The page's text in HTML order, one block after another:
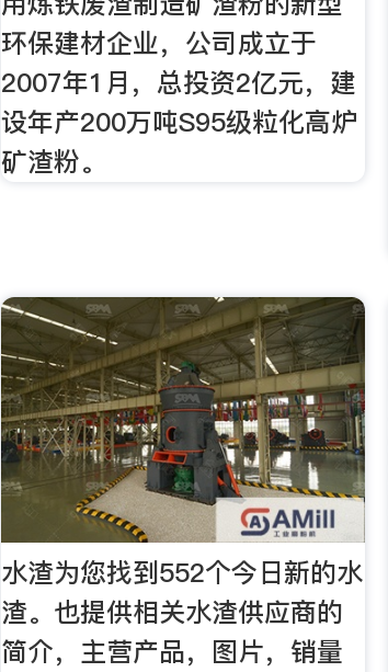
环保建材企业，公司成立于
2007年1月，总投资2亿元，建
设年产200万吨S95级粒化高炉
矿渣粉。
水渣为您找到552个今日新的水
渣。也提供相关水渣供应商的
简介，主营产品，图片，销量